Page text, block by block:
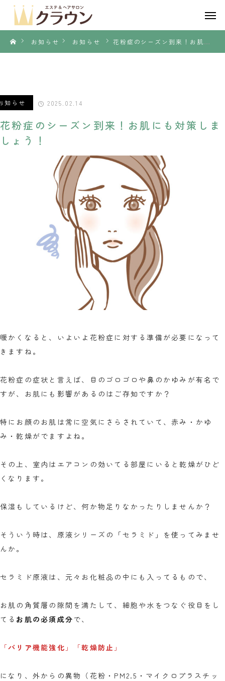
お知らせ お知らせ 花粉症のシーズン到来！お肌にも対策しましょう！
知らせ 2025.02.14
花粉症のシーズン到来！お肌にも対策しま
しょう！
暖かくなると、いよいよ花粉症に対する準備が必要になって
きますね。
花粉症の症状と言えば、目のゴロゴロや鼻のかゆみが有名で
すが、お肌にも影響があるのはご存知ですか？
特にお顔のお肌は常に空気にさらされていて、赤み・かゆ
み・乾燥がでますよね。
その上、室内はエアコンの効いてる部屋にいると乾燥がひど
くなります。
保湿もしているけど、何か物足りなかったりしませんか？
そういう時は、原液シリーズの「セラミド」を使ってみませ
んか。
セラミド原液は、元々お化粧品の中にも入ってるもので、
お肌の角質層の隙間を満たして、細胞や水をつなぐ役目をし
てる お肌の必須成分で、
「バリア機能強化 」「乾燥防止 」
になり、外からの異物（花粉・PM2.5・マイクロプラスチッ